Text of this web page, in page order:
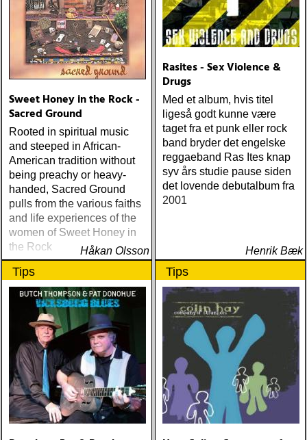
Sweet Honey in the Rock -
Sacred Ground
Rooted in spiritual music
and steeped in African-
American tradition without
being preachy or heavy-
handed, Sacred Ground
pulls from the various faiths
and life experiences of the
women of Sweet Honey in
the Rock
Håkan Olsson
Rasites - Sex Violence &
Drugs
Med et album, hvis titel
ligeså godt kunne være
taget fra et punk eller rock
band bryder det engelske
reggaeband Ras Ites knap
syv års studie pause siden
det lovende debutalbum fra
2001
Henrik Bæk
Tips Tips